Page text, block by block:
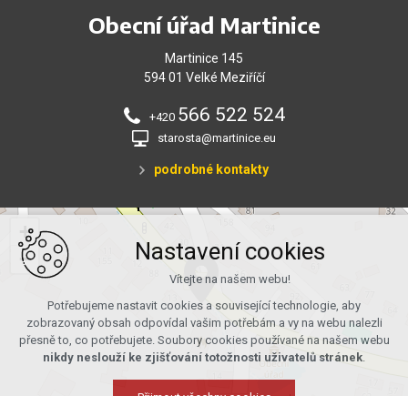
Obecní úřad Martinice
Martinice 145
594 01 Velké Meziříčí
+420 566 522 524
starosta@martinice.eu
podrobné kontakty
+
−
Nastavení cookies
Vítejte na našem webu!
Potřebujeme nastavit cookies a související technologie, aby
zobrazovaný obsah odpovídal vašim potřebám a vy na webu nalezli
přesně to, co potřebujete. Soubory cookies používané na našem webu
nikdy neslouží ke zjišťování totožnosti uživatelů stránek.